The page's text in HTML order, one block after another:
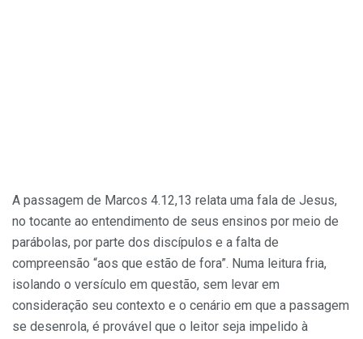
A passagem de Marcos 4.12,13 relata uma fala de Jesus,
no tocante ao entendimento de seus ensinos por meio de
parábolas, por parte dos discípulos e a falta de
compreensão “aos que estão de fora”. Numa leitura fria,
isolando o versículo em questão, sem levar em
consideração seu contexto e o cenário em que a passagem
se desenrola, é provável que o leitor seja impelido à